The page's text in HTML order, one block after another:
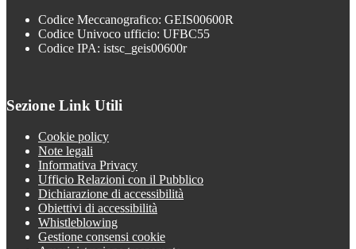
Codice Meccanografico: GEIS00600R
Codice Univoco ufficio: UFBC55
Codice IPA: istsc_geis00600r
Sezione Link Utili
Cookie policy
Note legali
Informativa Privacy
Ufficio Relazioni con il Pubblico
Dichiarazione di accessibilità
Obiettivi di accessibilità
Whistleblowing
Gestione consensi cookie